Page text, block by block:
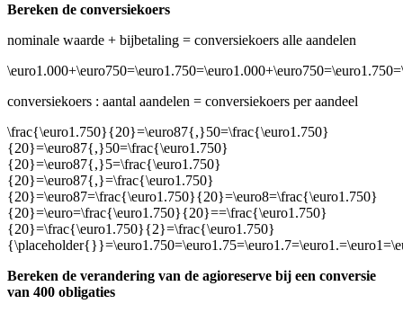
Bereken de conversiekoers
nominale waarde + bijbetaling = conversiekoers alle aandelen
conversiekoers : aantal aandelen = conversiekoers per aandeel
\frac{\euro1.750}{20}=\euro87{,}50=\frac{\euro1.750}
{20}=\euro87{,}50=\frac{\euro1.750}
{20}=\euro87{,}5=\frac{\euro1.750}
{20}=\euro87{,}=\frac{\euro1.750}
{20}=\euro87=\frac{\euro1.750}{20}=\euro8=\frac{\euro1.750}
{20}=\euro=\frac{\euro1.750}{20}==\frac{\euro1.750}
{20}=\frac{\euro1.750}{2}=\frac{\euro1.750}
Bereken de verandering van de agioreserve bij een conversie
van 400 obligaties